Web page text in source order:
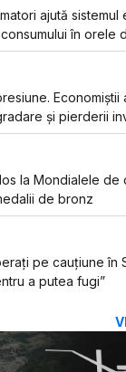
ajută sistemul
în orele
Economiștii
și pierderii
la Mondialele de
de bronz
pe cauțiune în
a putea fugi”